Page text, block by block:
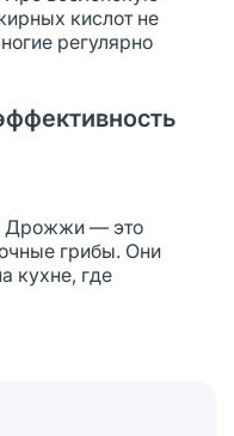
кислот не
регулярно
Дрожжи — это
грибы. Они
кухне, где